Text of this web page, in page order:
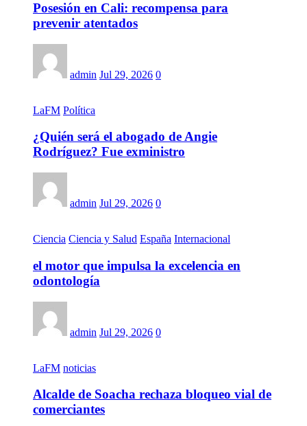
Posesión en Cali: recompensa para
prevenir atentados
admin Jul 29, 2026 0
LaFM Política
¿Quién será el abogado de Angie
Rodríguez? Fue exministro
admin Jul 29, 2026 0
Ciencia Ciencia y Salud España Internacional
el motor que impulsa la excelencia en
odontología
admin Jul 29, 2026 0
LaFM noticias
Alcalde de Soacha rechaza bloqueo vial de
comerciantes